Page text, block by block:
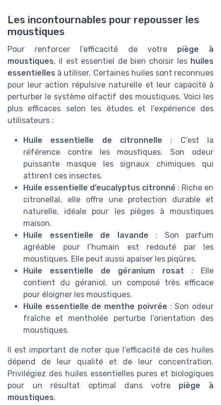
Les incontournables pour repousser les
moustiques
Pour renforcer l’efficacité de votre piège à
moustiques, il est essentiel de bien choisir les huiles
essentielles à utiliser. Certaines huiles sont reconnues
pour leur action répulsive naturelle et leur capacité à
perturber le système olfactif des moustiques. Voici les
plus efficaces selon les études et l’expérience des
utilisateurs :
Huile essentielle de citronnelle : C’est la
référence contre les moustiques. Son odeur
puissante masque les signaux chimiques qui
attirent ces insectes.
Huile essentielle d’eucalyptus citronné : Riche en
citronellal, elle offre une protection durable et
naturelle, idéale pour les pièges à moustiques
maison.
Huile essentielle de lavande : Son parfum
agréable pour l’humain est redouté par les
moustiques. Elle peut aussi apaiser les piqûres.
Huile essentielle de géranium rosat : Elle
contient du géraniol, un composé très efficace
pour éloigner les moustiques.
Huile essentielle de menthe poivrée : Son odeur
fraîche et mentholée perturbe l’orientation des
moustiques.
Il est important de noter que l’efficacité de ces huiles
dépend de leur qualité et de leur concentration.
Privilégiez des huiles essentielles pures et biologiques
pour un résultat optimal dans votre piège à
moustiques.